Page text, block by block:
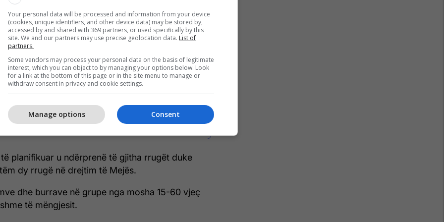
e Gjakovës. Brenda disa orëve u krye
dhe masakra më e madhe në luftën e
1998-1999.
Mbi 13 mijë të vrarë, mbi 400
gjatë luftës – Krimet e Serbisë në
Kosovë dhe disa nga masakrat më
të rënda
planifikuar u ndërprenë të gjitha rrugët duke
dy rrugë në drejtim të Mejës.
dhe burrave në grupe nga mosha 15-60 vjeç
të mëngjesit.
Your personal data will be processed and information from your device
(cookies, unique identifiers, and other device data) may be stored by,
accessed by and shared with 369 partners, or used specifically by this
site. We and our partners may use precise geolocation data. List of
partners.
Some vendors may process your personal data on the basis of legitimate
interest, which you can object to by managing your options below. Look
for a link at the bottom of this page or in the site menu to manage or
withdraw consent in privacy and cookie settings.
Consent
Manage options